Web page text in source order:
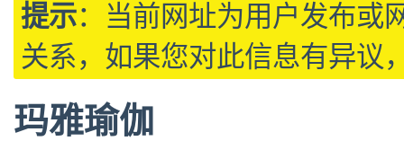
提示：当前网址为用户发布或
关系，如果您对此信息有异议
玛雅瑜伽